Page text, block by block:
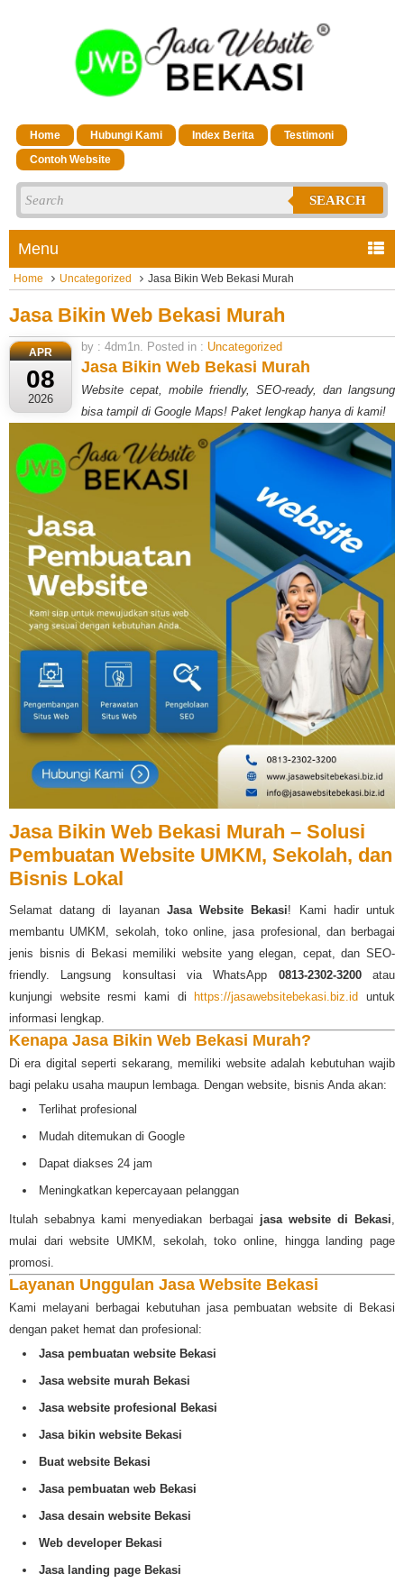
Home Hubungi Kami Index Berita
Testimoni
Contoh Website
SEARCH
Menu
Home Uncategorized Jasa Bikin Web Bekasi Murah
Jasa Bikin Web Bekasi Murah
APR
08
2026
by : 4dm1n. Posted in : Uncategorized
Jasa Bikin Web Bekasi Murah
Website cepat, mobile friendly, SEO-ready, dan langsung
bisa tampil di Google Maps! Paket lengkap hanya di kami!
Jasa Bikin Web Bekasi Murah – Solusi
Pembuatan Website UMKM, Sekolah, dan
Bisnis Lokal
Selamat datang di layanan Jasa Website Bekasi! Kami hadir untuk
membantu UMKM, sekolah, toko online, jasa profesional, dan berbagai
jenis bisnis di Bekasi memiliki website yang elegan, cepat, dan SEO-
friendly. Langsung konsultasi via WhatsApp 0813-2302-3200atau
kunjungi website resmi kami di
https://jasawebsitebekasi.biz.id untuk
informasi lengkap.
Kenapa Jasa Bikin Web Bekasi Murah?
Di era digital seperti sekarang, memiliki website adalah kebutuhan wajib
bagi pelaku usaha maupun lembaga. Dengan website, bisnis Anda akan:
Terlihat profesional
Mudah ditemukan di Google
Dapat diakses 24 jam
Meningkatkan kepercayaan pelanggan
Itulah sebabnya kami menyediakan berbagai jasa website di Bekasi,
mulai dari website UMKM, sekolah, toko online, hingga landing page
promosi.
Layanan Unggulan Jasa Website Bekasi
Kami melayani berbagai kebutuhan jasa pembuatan website di Bekasi
dengan paket hemat dan profesional:
Jasa pembuatan website Bekasi
Jasa website murah Bekasi
Jasa website profesional Bekasi
Jasa bikin website Bekasi
Buat website Bekasi
Jasa pembuatan web Bekasi
Jasa desain website Bekasi
Web developer Bekasi
Jasa landing page Bekasi